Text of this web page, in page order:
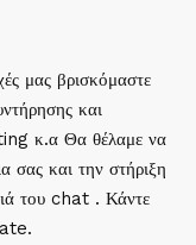
μας βρισκόμαστε
και
κ.α Θα θέλαμε να
σας και την στήριξη
του chat . Κάντε